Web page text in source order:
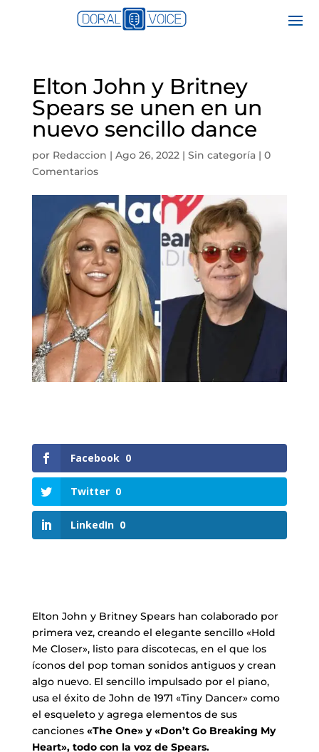
Elton John y Britney
Spears se unen en un
nuevo sencillo dance
por Redaccion | Ago 26, 2022| Sin categoría| 0
Comentarios
Facebook 0
Twitter 0
LinkedIn 0
Elton John y Britney Spears han colaborado por
primera vez, creando el elegante sencillo «Hold
Me Closer», listo para discotecas, en el que los
íconos del pop toman sonidos antiguos y crean
algo nuevo. El sencillo impulsado por el piano,
usa el éxito de John de 1971 «Tiny Dancer» como
el esqueleto y agrega elementos de sus
canciones«The One» y «Don’t Go Breaking My
Heart», todo con la voz de Spears.